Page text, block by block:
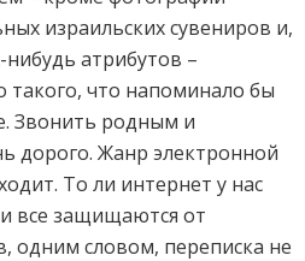
израильских сувениров и,
атрибутов –
такого, что напоминало бы
Звонить родным и
дорого. Жанр электронной
То ли интернет у нас
все защищаются от
одним словом, переписка не